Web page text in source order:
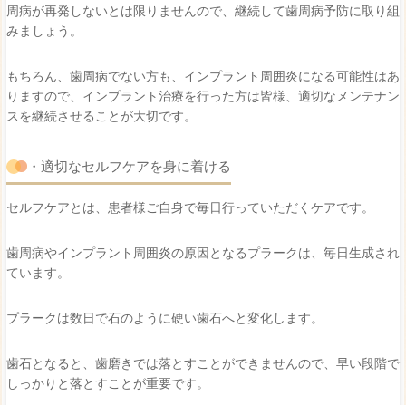
周病が再発しないとは限りませんので、継続して歯周病予防に取り組
みましょう。
もちろん、歯周病でない方も、インプラント周囲炎になる可能性はあ
りますので、インプラント治療を行った方は皆様、適切なメンテナン
スを継続させることが大切です。
・適切なセルフケアを身に着ける
セルフケアとは、患者様ご自身で毎日行っていただくケアです。
歯周病やインプラント周囲炎の原因となるプラークは、毎日生成され
ています。
プラークは数日で石のように硬い歯石へと変化します。
歯石となると、歯磨きでは落とすことができませんので、早い段階で
しっかりと落とすことが重要です。